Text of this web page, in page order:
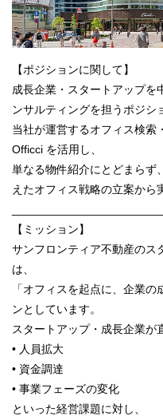
【ポジションに関して】
成長企業・スタートアップを
ンサルティングを担うポジシ
当社が運営するオフィス検索
Officci を活用し、
単なる物件紹介にとどまらず
えたオフィス戦略の立案から
【ミッション】
サンフロンティア不動産のス
は、
「オフィスを起点に、企業
ンとしています。
スタートアップ・成長企業が
• 人員拡大
• 資金調達
• 事業フェーズの変化
といった経営課題に対し、